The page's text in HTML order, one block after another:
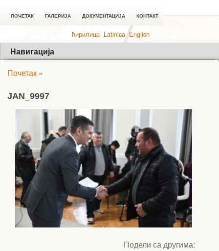
ПОЧЕТАК ГАЛЕРИЈА ДОКУМЕНТАЦИЈА КОНТАКТ
ћирилица Latinica English
Навигација
Почетак »
JAN_9997
Подели са другима: